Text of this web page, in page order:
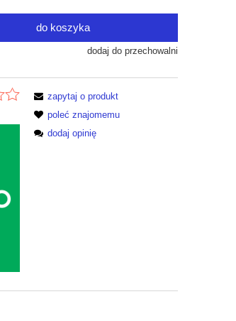
do koszyka
dodaj do przechowalni
zapytaj o produkt
poleć znajomemu
dodaj opinię